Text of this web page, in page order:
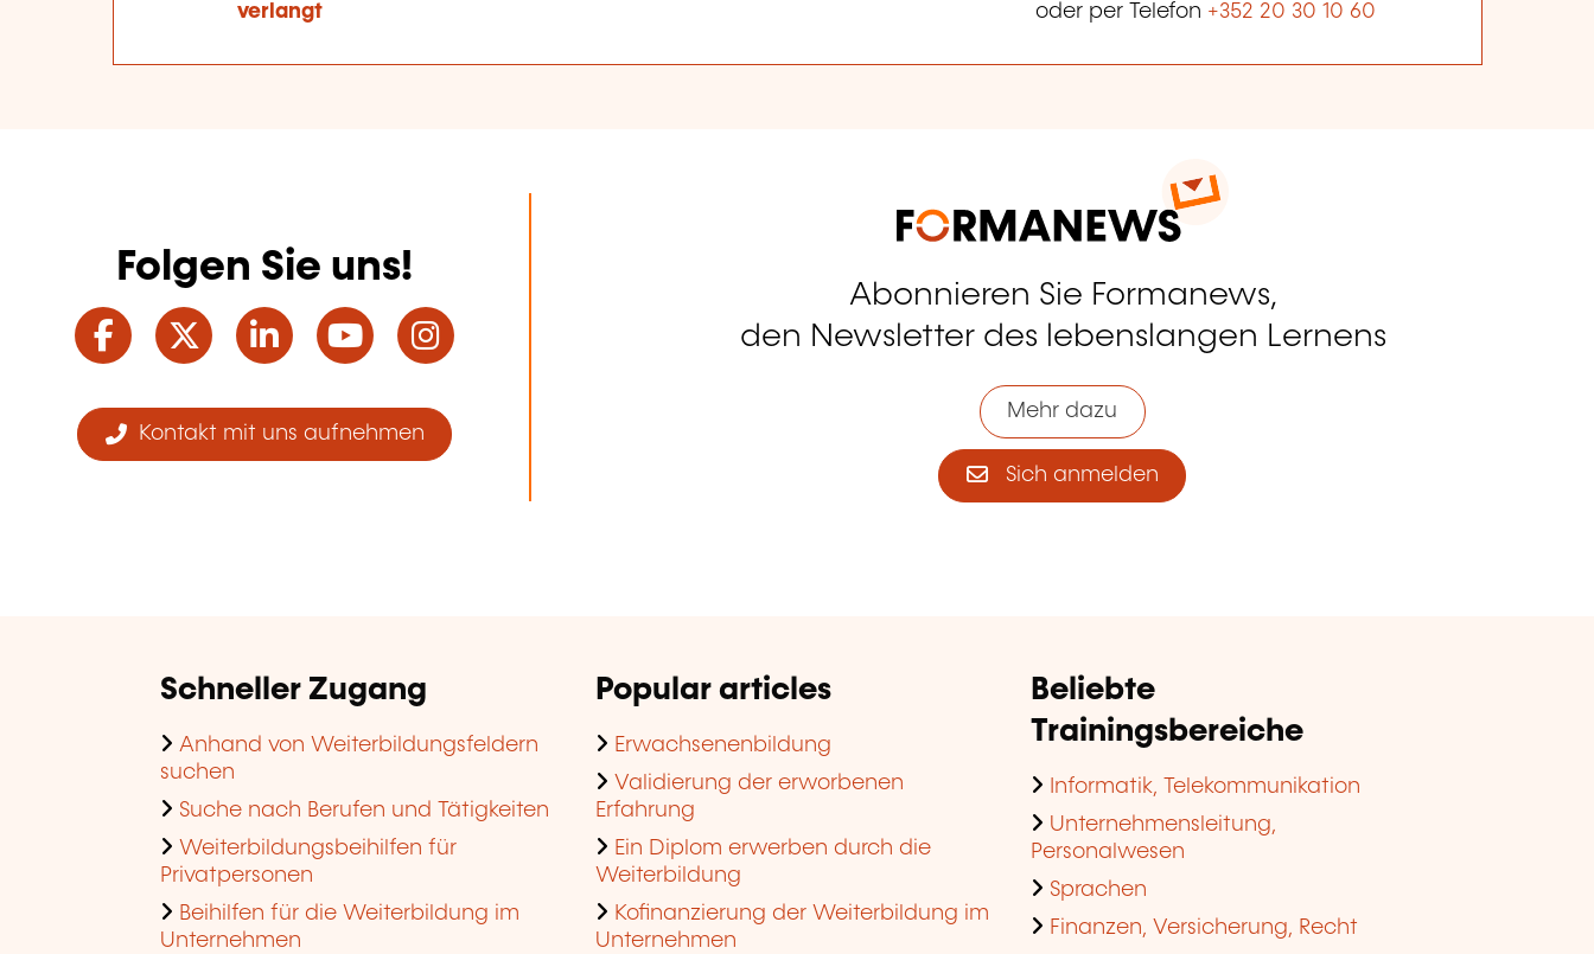
verlangt
oder per Telefon +352 20 30 10 60
Folgen Sie uns!
Facebook
TwitterLinkedInYouTube
Kontakt mit uns aufnehmen
Abonnieren Sie Formanews,
den Newsletter des lebenslangen Lernens
Mehr dazu
Sich anmelden
Schneller Zugang
Anhand von Weiterbildungsfeldern
suchen
Suche nach Berufen und Tätigkeiten
Weiterbildungsbeihilfen für
Privatpersonen
Beihilfen für die Weiterbildung im
Unternehmen
Popular articles
Erwachsenenbildung
Validierung der erworbenen
Erfahrung
Ein Diplom erwerben durch die
Weiterbildung
Kofinanzierung der Weiterbildung im
Unternehmen
Beliebte
Trainingsbereiche
Informatik, Telekommunikation
Unternehmensleitung,
Personalwesen
Sprachen
Finanzen, Versicherung, Recht